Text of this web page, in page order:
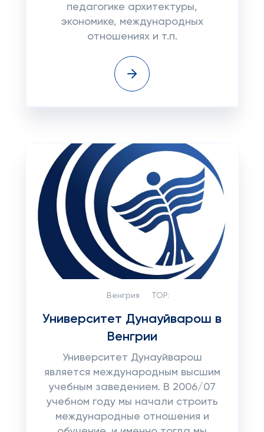
педагогике архитектуры,
экономике, международных
отношениях и т.п.
Венгрия TOP:
Университет Дунауйварош в
Венгрии
Университет Дунауйварош
является международным высшим
учебным заведением. В 2006/07
учебном году мы начали строить
международные отношения и